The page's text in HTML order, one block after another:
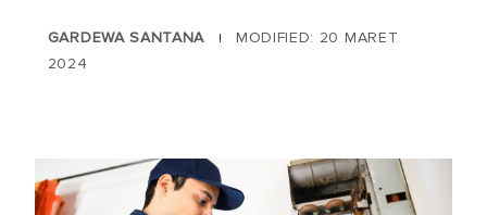
GARDEWA SANTANA |
MODIFIED: 20 MARET
2024